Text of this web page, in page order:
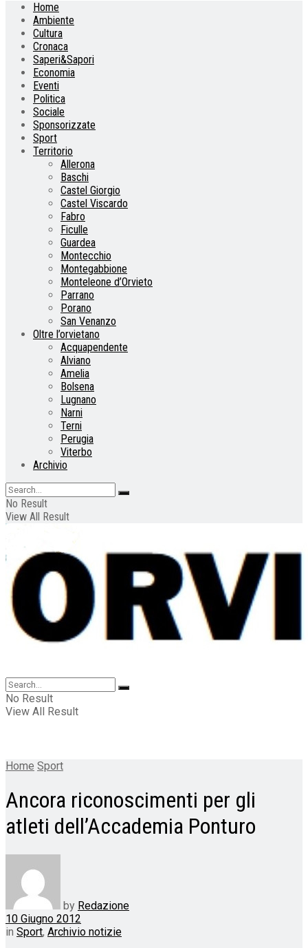
Home
Ambiente
Cultura
Cronaca
Saperi&Sapori
Economia
Eventi
Politica
Sociale
Sponsorizzate
Sport
Territorio
Allerona
Baschi
Castel Giorgio
Castel Viscardo
Fabro
Ficulle
Guardea
Montecchio
Montegabbione
Monteleone d’Orvieto
Parrano
Porano
San Venanzo
Oltre l’orvietano
Acquapendente
Alviano
Amelia
Bolsena
Lugnano
Narni
Terni
Perugia
Viterbo
Archivio
No Result
View All Result
No Result
View All Result
Home Sport
Ancora riconoscimenti per gli
atleti dell’Accademia Ponturo
by Redazione
10 Giugno 2012
in Sport, Archivio notizie